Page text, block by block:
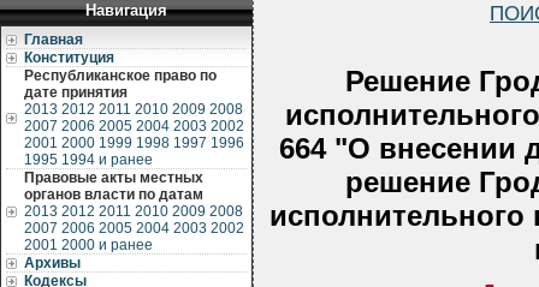
Навигация
Главная
Конституция
Республиканское право по
дате принятия
2013 2012 2011 2010 2009 2008
2007 2006 2005 2004 2003 2002
2001 2000 1999 1998 1997 1996
1995 1994 и ранее
Правовые акты местных
органов власти по датам
2013 2012 2011 2010 2009 2008
2007 2006 2005 2004 2003 2002
2001 2000 и ранее
Архивы
Кодексы
Решение
664 "О внесении
решение
исполнительного